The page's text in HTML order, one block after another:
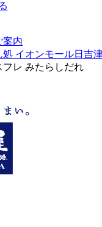
案内
処 イオンモール日吉
フレ みたらしだれ